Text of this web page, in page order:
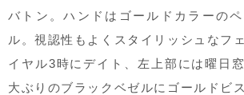
バトン。ハンドはゴールドカラーの
ル。視認性もよくスタイリッシュなフ
イヤル3時にデイト、左上部には曜日
大ぶりのブラックベゼルにゴールドビ